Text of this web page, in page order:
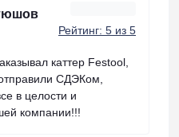
Рейтинг: 5 из 5
каттер Festool,
СДЭКом,
в целости и
компании!!!